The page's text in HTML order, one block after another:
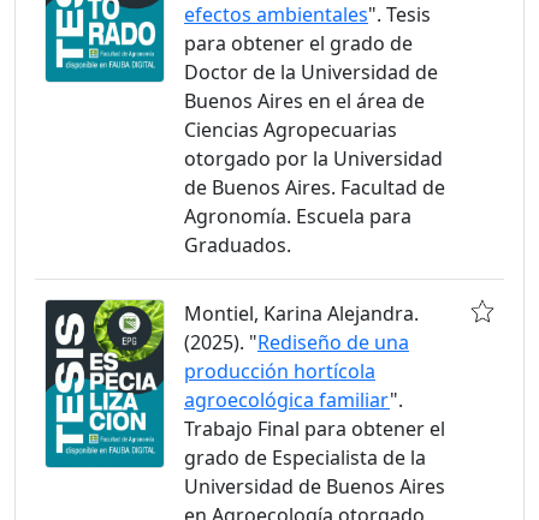
efectos ambientales". Tesis
para obtener el grado de
Doctor de la Universidad de
Buenos Aires en el área de
Ciencias Agropecuarias
otorgado por la Universidad
de Buenos Aires. Facultad de
Agronomía. Escuela para
Graduados.
Montiel, Karina Alejandra.
(2025). "Rediseño de una
producción hortícola
agroecológica familiar".
Trabajo Final para obtener el
grado de Especialista de la
Universidad de Buenos Aires